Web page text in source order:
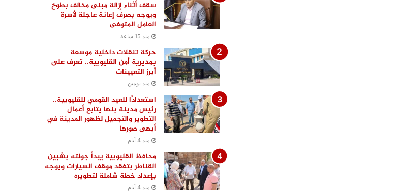
سقف أثناء إزالة مبنى مخالف بطوخ
ويوجه بصرف إعانة عاجلة لأسرة
العامل المتوفى
منذ 15 ساعة
حركة تنقلات داخلية موسعة
بمديرية أمن القليوبية.. تعرف على
أبرز التعيينات
منذ يومين
استعدادًا للعيد القومي للقليوبية..
رئيس مدينة بنها يتابع أعمال
التطوير والتجميل لظهور المدينة في
أبهى صورها
منذ 4 أيام
محافظ القليوبية يبدأ جولته بشبين
القناطر بتفقد موقف السيارات ويوجه
بإعداد خطة شاملة لتطويره
منذ 4 أيام